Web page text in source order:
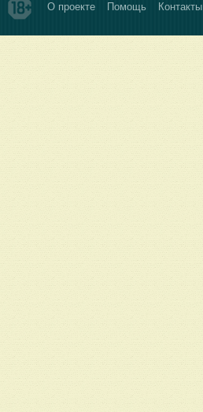
О проекте Помощь Контакты